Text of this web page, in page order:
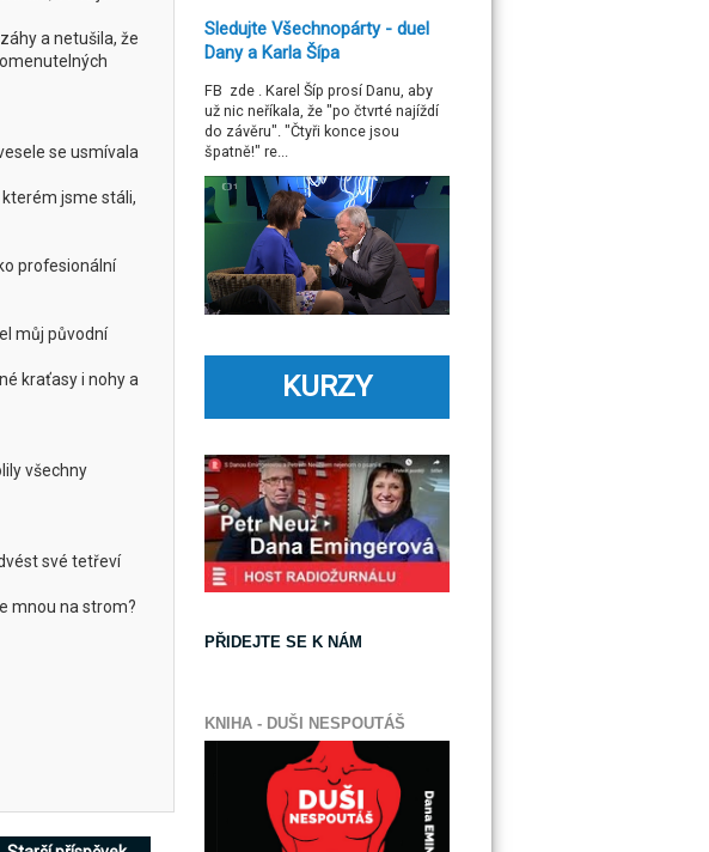
a netušila, že
se usmívala
jsme stáli,
profesionální
můj původní
kraťasy i nohy a
všechny
své tetřeví
mnou na strom?
Sledujte Všechnopárty - duel
Dany a Karla Šípa
FB zde . Karel Šíp prosí Danu, aby
už nic neříkala, že "po čtvrté najíždí
do závěru". "Čtyři konce jsou
špatně!" re...
KURZY
PŘIDEJTE SE K NÁM
KNIHA - DUŠI NESPOUTÁŠ